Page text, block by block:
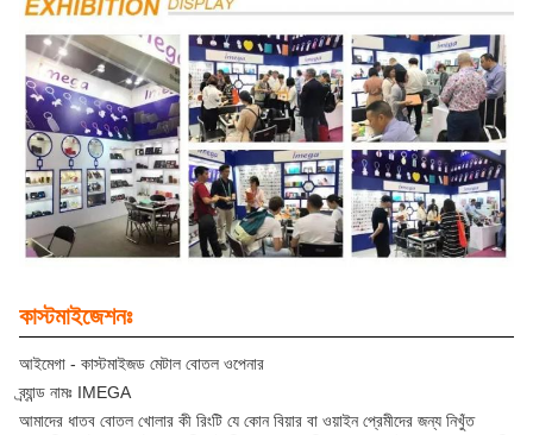
কাস্টমাইজেশনঃ
আইমেগা - কাস্টমাইজড মেটাল বোতল ওপেনার
ব্র্যান্ড নামঃ IMEGA
আমাদের ধাতব বোতল খোলার কী রিংটি যে কোন বিয়ার বা ওয়াইন প্রেমীদের জন্য নিখুঁত